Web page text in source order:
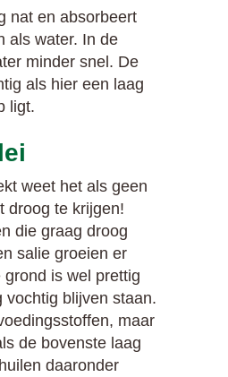
nat en absorbeert
als water. In de
minder snel. De
als hier een laag
ligt.
weet het als geen
droog te krijgen!
die graag droog
salie groeien er
is wel prettig
vochtig blijven staan.
maar
de bovenste laag
daaronder